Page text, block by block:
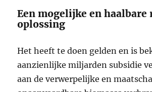
Een mogelijke en haalbare
oplossing
Het heeft te doen gelden en is
aanzienlijke miljarden subsidie
aan de verwerpelijke en